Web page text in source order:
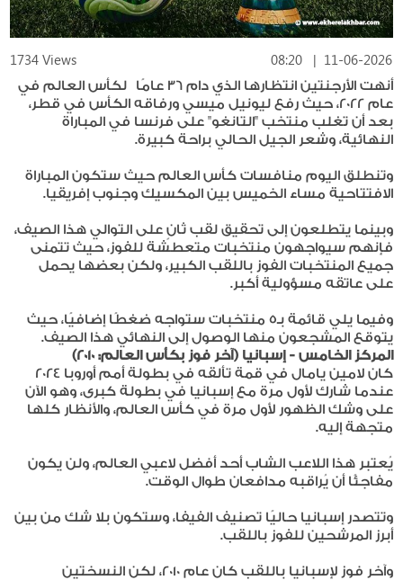
1734 Views 08:20 | 11-06-2026
أنهت الأرجنتين انتظارها الذي دام 36 عامًا لكأس العالم في
عام 2022، حيث رفع ليونيل ميسي ورفاقه الكأس في قطر،
بعد أن تغلب منتخب "التانغو" على فرنسا في المباراة
النهائية، وشعر الجيل الحالي براحة كبيرة.
وتنطلق اليوم منافسات كأس العالم حيث ستكون المباراة
الافتتاحية مساء الخميس بين المكسيك وجنوب إفريقيا.
وبينما يتطلعون إلى تحقيق لقب ثانٍ على التوالي هذا الصيف،
فإنهم سيواجهون منتخبات متعطشة للفوز، حيث تتمنى
جميع المنتخبات الفوز باللقب الكبير، ولكن بعضها يحمل
على عاتقه مسؤولية أكبر.
وفيما يلي قائمة بـ5 منتخبات ستواجه ضغطًا إضافيًا، حيث
يتوقع المشجعون منها الوصول إلى النهائي هذا الصيف.
المركز الخامس - إسبانيا (آخر فوز بكأس العالم: 2010)
كان لامين يامال في قمة تألقه في بطولة أمم أوروبا 2024
عندما شارك لأول مرة مع إسبانيا في بطولة كبرى، وهو الآن
على وشك الظهور لأول مرة في كأس العالم، والأنظار كلها
متجهة إليه.
يُعتبر هذا اللاعب الشاب أحد أفضل لاعبي العالم، ولن يكون
مفاجئًا أن يُراقبه مدافعان طوال الوقت.
وتتصدر إسبانيا حاليًا تصنيف الفيفا، وستكون بلا شك من بين
أبرز المرشحين للفوز باللقب.
وآخر فوز لإسبانيا باللقب كان عام 2010، لكن النسختين